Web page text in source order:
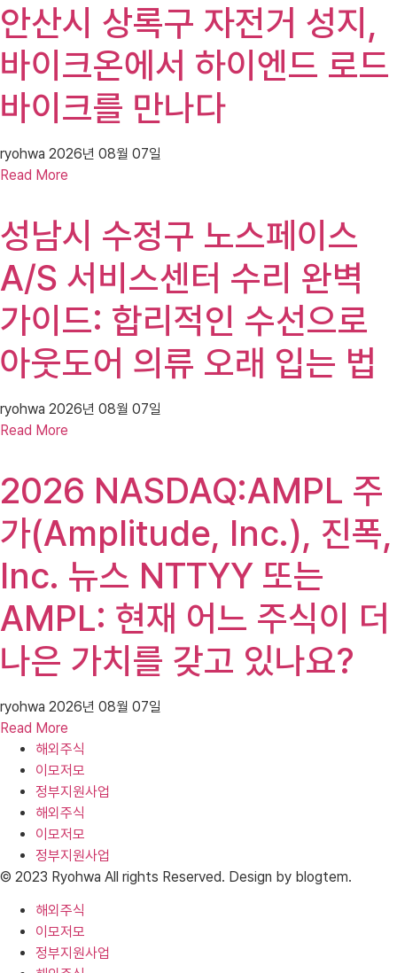
안산시 상록구 자전거 성지,
바이크온에서 하이엔드 로드
바이크를 만나다
ryohwa 2026년 08월 07일
Read More
성남시 수정구 노스페이스
A/S 서비스센터 수리 완벽
가이드: 합리적인 수선으로
아웃도어 의류 오래 입는 법
ryohwa 2026년 08월 07일
Read More
2026 NASDAQ:AMPL 주
가(Amplitude, Inc.), 진폭,
Inc. 뉴스 NTTYY 또는
AMPL: 현재 어느 주식이 더
나은 가치를 갖고 있나요?
ryohwa 2026년 08월 07일
Read More
해외주식
이모저모
정부지원사업
해외주식
이모저모
정부지원사업
© 2023 Ryohwa All rights Reserved. Design by blogtem.
해외주식
이모저모
정부지원사업